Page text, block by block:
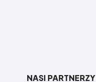
NASI PARTNERZY